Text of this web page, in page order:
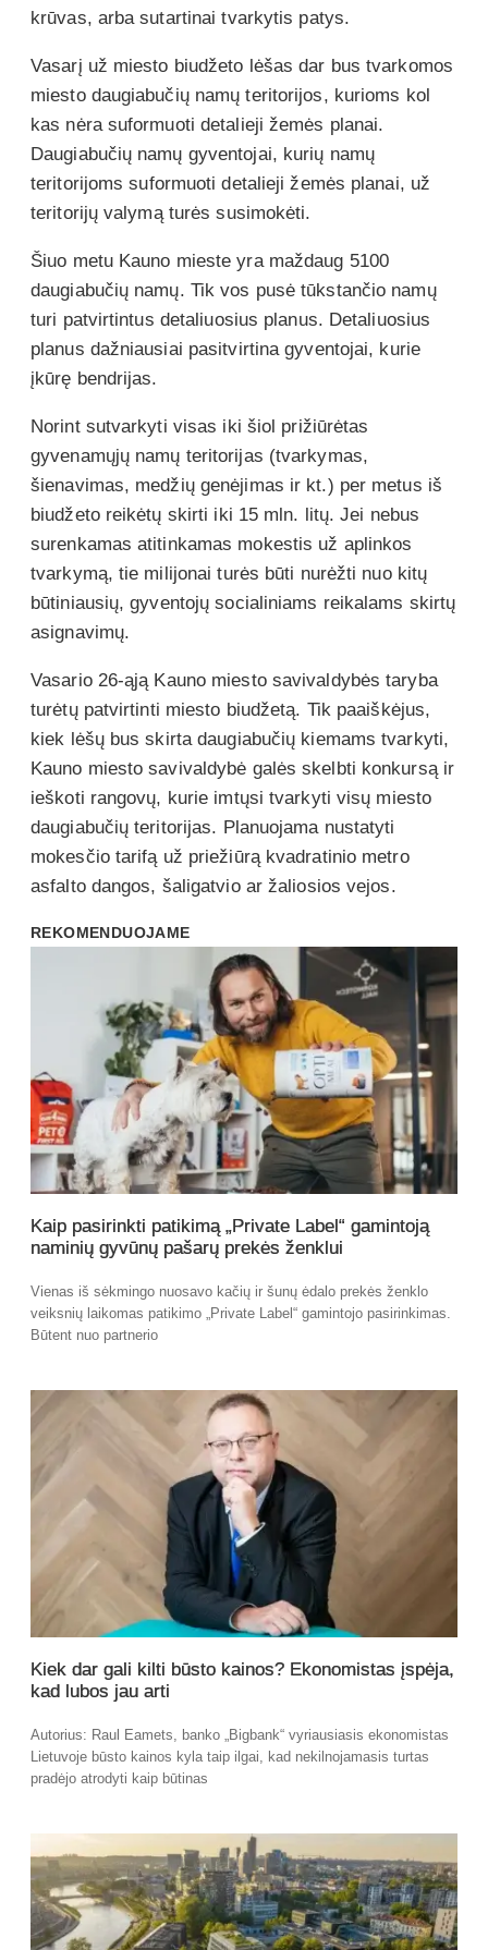
krūvas, arba sutartinai tvarkytis patys.
Vasarį už miesto biudžeto lėšas dar bus tvarkomos
miesto daugiabučių namų teritorijos, kurioms kol
kas nėra suformuoti detalieji žemės planai.
Daugiabučių namų gyventojai, kurių namų
teritorijoms suformuoti detalieji žemės planai, už
teritorijų valymą turės susimokėti.
Šiuo metu Kauno mieste yra maždaug 5100
daugiabučių namų. Tik vos pusė tūkstančio namų
turi patvirtintus detaliuosius planus. Detaliuosius
planus dažniausiai pasitvirtina gyventojai, kurie
įkūrę bendrijas.
Norint sutvarkyti visas iki šiol prižiūrėtas
gyvenamųjų namų teritorijas (tvarkymas,
šienavimas, medžių genėjimas ir kt.) per metus iš
biudžeto reikėtų skirti iki 15 mln. litų. Jei nebus
surenkamas atitinkamas mokestis už aplinkos
tvarkymą, tie milijonai turės būti nurėžti nuo kitų
būtiniausių, gyventojų socialiniams reikalams skirtų
asignavimų.
Vasario 26-ąją Kauno miesto savivaldybės taryba
turėtų patvirtinti miesto biudžetą. Tik paaiškėjus,
kiek lėšų bus skirta daugiabučių kiemams tvarkyti,
Kauno miesto savivaldybė galės skelbti konkursą ir
ieškoti rangovų, kurie imtųsi tvarkyti visų miesto
daugiabučių teritorijas. Planuojama nustatyti
mokesčio tarifą už priežiūrą kvadratinio metro
asfalto dangos, šaligatvio ar žaliosios vejos.
REKOMENDUOJAME
Kaip pasirinkti patikimą „Private Label“ gamintoją
naminių gyvūnų pašarų prekės ženklui
Vienas iš sėkmingo nuosavo kačių ir šunų ėdalo prekės ženklo
veiksnių laikomas patikimo „Private Label“ gamintojo pasirinkimas.
Būtent nuo partnerio
Kiek dar gali kilti būsto kainos? Ekonomistas įspėja,
kad lubos jau arti
Autorius: Raul Eamets, banko „Bigbank“ vyriausiasis ekonomistas
Lietuvoje būsto kainos kyla taip ilgai, kad nekilnojamasis turtas
pradėjo atrodyti kaip būtinas